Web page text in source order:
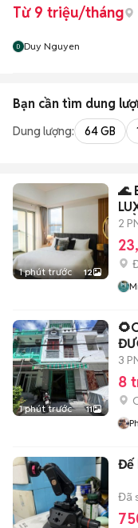
Từ 9 triệu/tháng
Duy Nguyen
Bạn cần tìm dung
Dung lượng: 64 GB
1 phút trước 12
🌊
2
1 phút trước 11
3
8
Đế
Đã